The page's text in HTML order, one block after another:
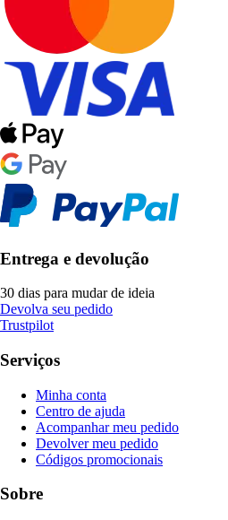
Entrega e devolução
30 dias para mudar de ideia
Devolva seu pedido
Trustpilot
Serviços
Minha conta
Centro de ajuda
Acompanhar meu pedido
Devolver meu pedido
Códigos promocionais
Sobre